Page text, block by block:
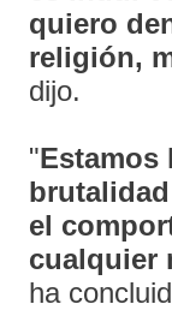
quiero
religión,
dijo.
"Estamos
el
cualquier
ha